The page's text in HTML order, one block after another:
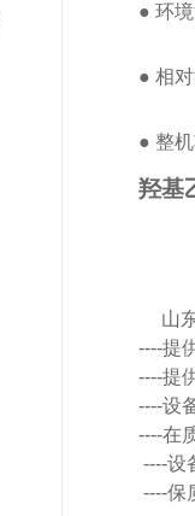
● 环
● 相
● 整
羟基
山
----提
----提
----设
----在
----设
----保